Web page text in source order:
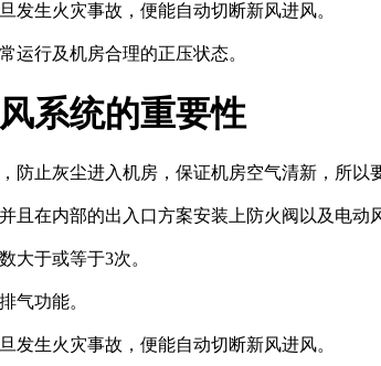
发生火灾事故，便能自动切断新风进风。
运行及机房合理的正压状态。
系统的重要性
防止灰尘进入机房，保证机房空气清新，所
且在内部的出入口方案安装上防火阀以及电动
大于或等于3次。
气功能。
发生火灾事故，便能自动切断新风进风。